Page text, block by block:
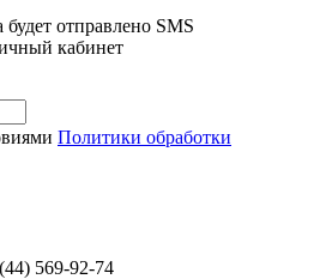
отправлено SMS
кабинет
Политики обработки
569-92-74